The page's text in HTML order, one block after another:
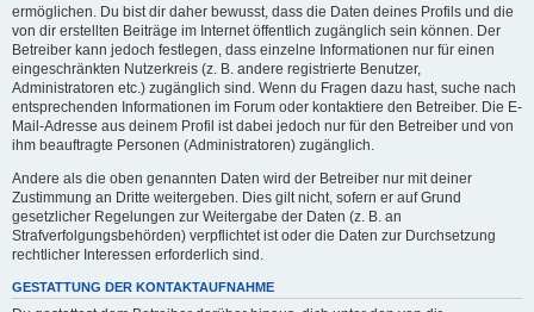
ermöglichen. Du bist dir daher bewusst, dass die Daten deines Profils und die
von dir erstellten Beiträge im Internet öffentlich zugänglich sein können. Der
Betreiber kann jedoch festlegen, dass einzelne Informationen nur für einen
eingeschränkten Nutzerkreis (z. B. andere registrierte Benutzer,
Administratoren etc.) zugänglich sind. Wenn du Fragen dazu hast, suche nach
entsprechenden Informationen im Forum oder kontaktiere den Betreiber. Die E-
Mail-Adresse aus deinem Profil ist dabei jedoch nur für den Betreiber und von
ihm beauftragte Personen (Administratoren) zugänglich.
Andere als die oben genannten Daten wird der Betreiber nur mit deiner
Zustimmung an Dritte weitergeben. Dies gilt nicht, sofern er auf Grund
gesetzlicher Regelungen zur Weitergabe der Daten (z. B. an
Strafverfolgungsbehörden) verpflichtet ist oder die Daten zur Durchsetzung
rechtlicher Interessen erforderlich sind.
GESTATTUNG DER KONTAKTAUFNAHME